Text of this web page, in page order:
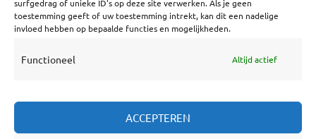
surfgedrag of unieke ID's op deze site verwerken. Als je geen
toestemming geeft of uw toestemming intrekt, kan dit een nadelige
invloed hebben op bepaalde functies en mogelijkheden.
Functioneel Altijd actief
ACCEPTEREN
Coöperatief Cultureel Persbureau U.A. | Salzburg 29 |
3524KS Utrecht | KvK: 55573592 |Btw: